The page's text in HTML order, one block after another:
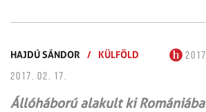
HAJDÚ SÁNDOR / KÜLFÖLD
2017. 02. 17.
Állóháború alakult ki